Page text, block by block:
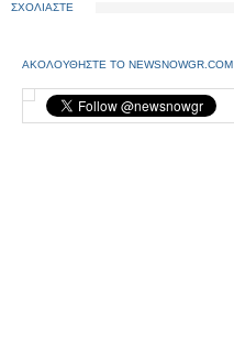
ΣΧΟΛΙΑΣΤΕ
ΑΚΟΛΟΥΘΗΣΤΕ ΤΟ NEWSNOWGR.COM